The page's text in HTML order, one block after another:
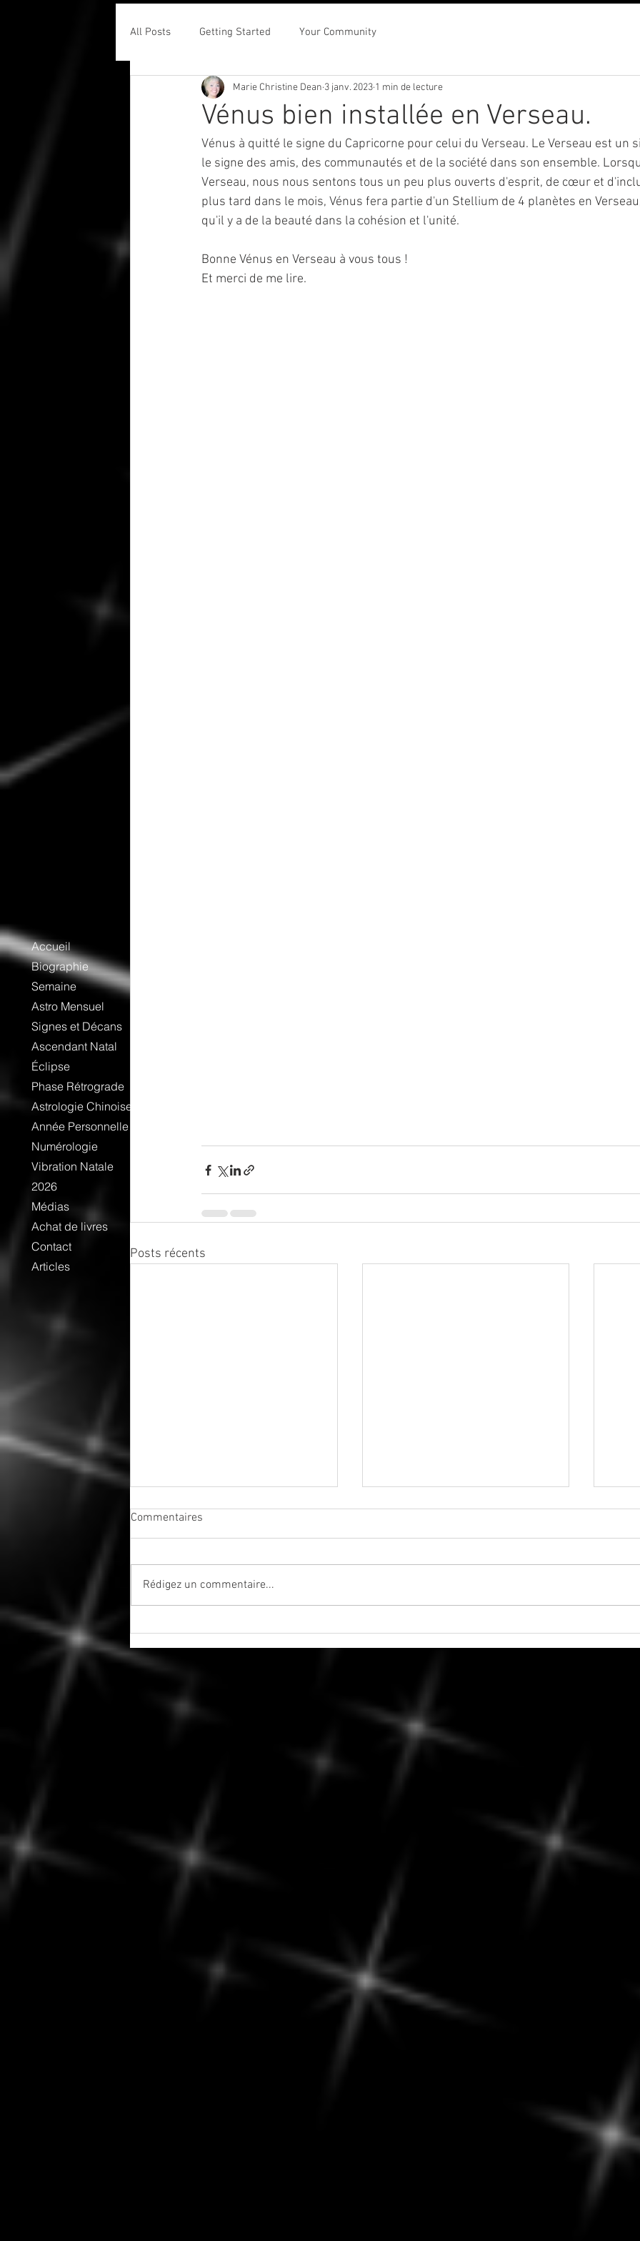
Accueil
Biographie
Semaine
Astro Mensuel
Signes et Décans
Ascendant Natal
Éclipse
Phase Rétrograde
Astrologie Chinoise
Année Personnelle
Numérologie
Vibration Natale
2026
Médias
Achat de livres
Contact
Articles
All Posts Getting Started Your Community
Vénus bien installée en Verseau.
Marie Christine Dean 3 janv. 2023 1 min de lecture
Vénus à quitté le signe du Capricorne pour celui du Verseau. Le Verseau est un
le signe des amis, des communautés et de la société dans son ensemble.
Verseau, nous nous sentons tous un peu plus ouverts d'esprit, de cœur et
plus tard dans le mois, Vénus fera partie d'un Stellium de 4 planètes en
qu'il y a de la beauté dans la cohésion et l'unité.
Bonne Vénus en Verseau à vous tous !
Et merci de me lire.
Posts récents
Mercure en Cancer
Commentaires
Rédigez un commentaire...